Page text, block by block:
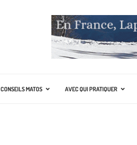
CONSEILS MATOS AVEC QUI PRATIQUER